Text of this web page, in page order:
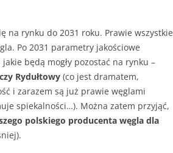
na rynku do 2031 roku. Prawie wszystkie
Po 2031 parametry jakościowe
będą mogły pozostać na rynku –
Rydułtowy (co jest dramatem,
i zarazem są już prawie węglami
spiekalności…). Można zatem przyjąć,
polskiego producenta węgla dla